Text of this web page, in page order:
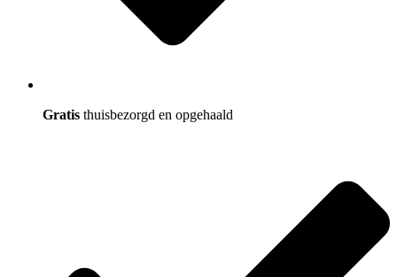
Gratis thuisbezorgd en opgehaald